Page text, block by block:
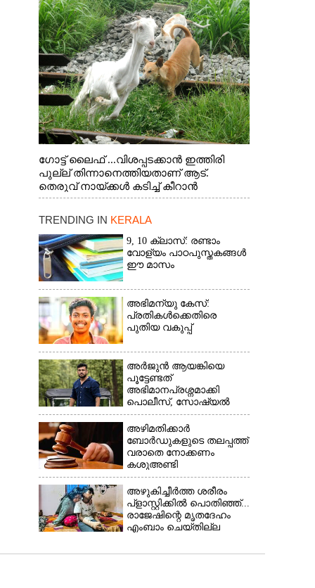
ഗോട്ട് ലൈഫ് ...വിശപ്പടക്കാൻ ഇത്തിരി
പുല്ല് തിന്നാനെത്തിയതാണ് ആട്.
തെരുവ് നായ്ക്കൾ കടിച്ച് കീറാൻ
വന്നതോടെ വയറിന്റെ ആന്തൽ മറന്ന്
വാത്തുരുത്തിയിൽ നിന്നുള്ള കാഴ്ച
TRENDING IN KERALA
9, 10 ക്ലാസ്: രണ്ടാം
വോള്യം പാഠപുസ്തകങ്ങൾ
ഈ മാസം
അഭിമന്യു കേസ്:
പ്രതികൾക്കെതിരെ
പുതിയ വകുപ്പ്
അർജുൻ ആയങ്കിയെ
പൂട്ടേണ്ടത്
അഭിമാനപ്രശ്നമാക്കി
പൊലീസ്, സാേഷ്യൽ
മീഡിയ ഉപയോഗിക്കുന്നത്
മറ്റൊരാളെന്ന് സംശയം
അഴിമതിക്കാർ
ബോർഡുകളുടെ തലപ്പത്ത്
വരാതെ നോക്കണം
കശുഅണ്ടി
അഴിമതിക്കേസിൽ
ഹൈക്കോടതി
അഴുകിച്ചീർത്ത ശരീരം
പ്ളാസ്റ്റിക്കിൽ പൊതിഞ്ഞ്...
രാജേഷിന്റെ മൃതദേഹം
എംബാം ചെയ്തില്ല